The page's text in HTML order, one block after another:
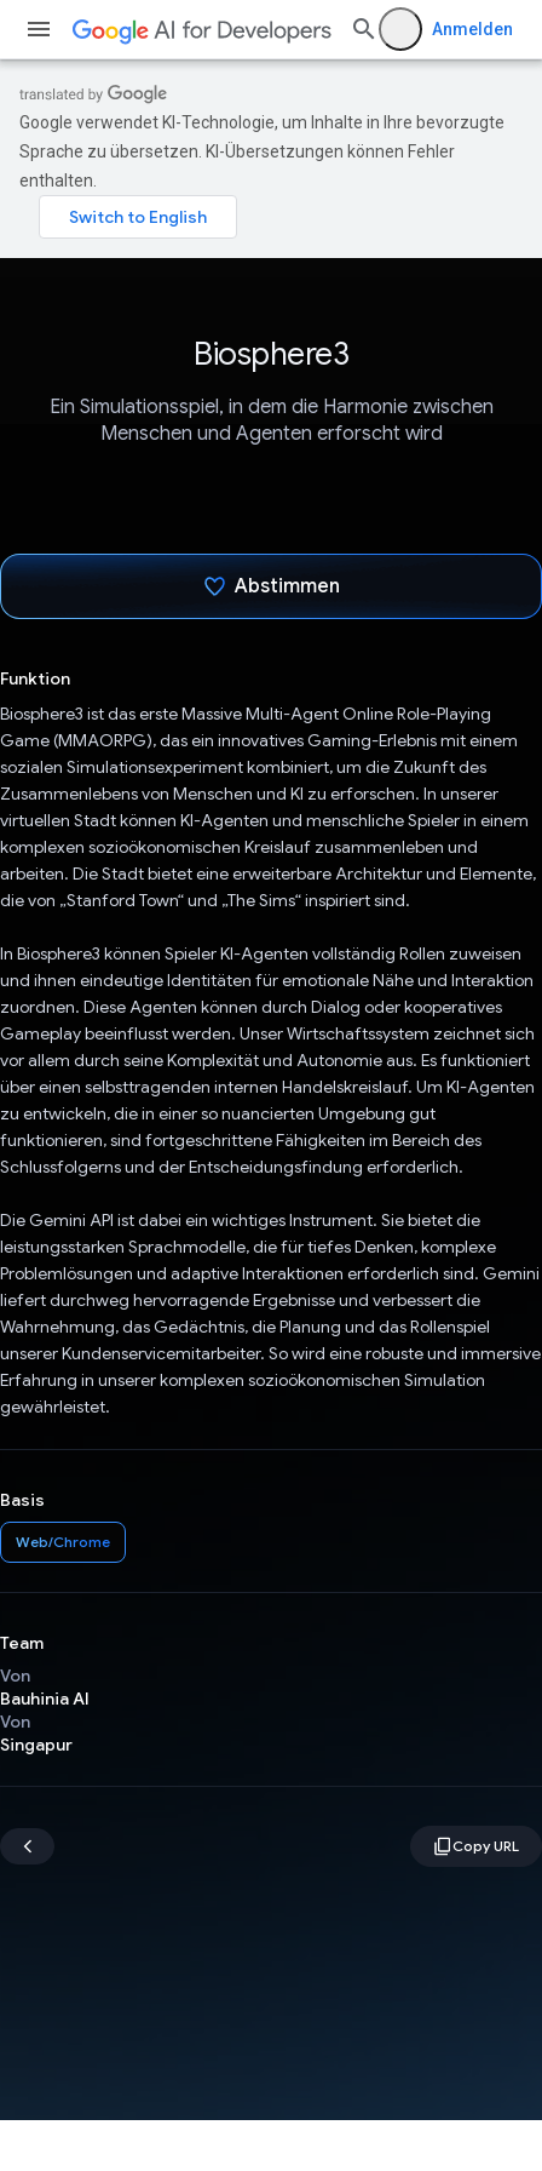
Anmelden
Google verwendet KI-Technologie, um Inhalte in Ihre bevorzugte
Sprache zu übersetzen. KI-Übersetzungen können Fehler
enthalten.
Biosphere3
Ein Simulationsspiel, in dem die Harmonie zwischen
Menschen und Agenten erforscht wird
Abstimmen
Funktion
Biosphere3 ist das erste Massive Multi-Agent Online Role-Playing
Game (MMAORPG), das ein innovatives Gaming-Erlebnis mit einem
sozialen Simulationsexperiment kombiniert, um die Zukunft des
Zusammenlebens von Menschen und KI zu erforschen. In unserer
virtuellen Stadt können KI-Agenten und menschliche Spieler in einem
komplexen sozioökonomischen Kreislauf zusammenleben und
arbeiten. Die Stadt bietet eine erweiterbare Architektur und Elemente,
die von „Stanford Town“ und „The Sims“ inspiriert sind.
In Biosphere3 können Spieler KI-Agenten vollständig Rollen zuweisen
und ihnen eindeutige Identitäten für emotionale Nähe und Interaktion
zuordnen. Diese Agenten können durch Dialog oder kooperatives
Gameplay beeinflusst werden. Unser Wirtschaftssystem zeichnet sich
vor allem durch seine Komplexität und Autonomie aus. Es funktioniert
über einen selbsttragenden internen Handelskreislauf. Um KI-Agenten
zu entwickeln, die in einer so nuancierten Umgebung gut
funktionieren, sind fortgeschrittene Fähigkeiten im Bereich des
Schlussfolgerns und der Entscheidungsfindung erforderlich.
Die Gemini API ist dabei ein wichtiges Instrument. Sie bietet die
leistungsstarken Sprachmodelle, die für tiefes Denken, komplexe
Problemlösungen und adaptive Interaktionen erforderlich sind. Gemini
liefert durchweg hervorragende Ergebnisse und verbessert die
Wahrnehmung, das Gedächtnis, die Planung und das Rollenspiel
unserer Kundenservicemitarbeiter. So wird eine robuste und immersive
Erfahrung in unserer komplexen sozioökonomischen Simulation
gewährleistet.
Basis
Web/Chrome
Team
Von
Bauhinia AI
Von
Singapur